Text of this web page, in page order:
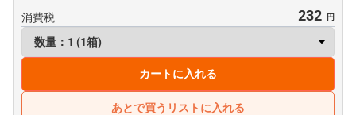
消費税 232
カートに入れる
あとで買うリストに入れる